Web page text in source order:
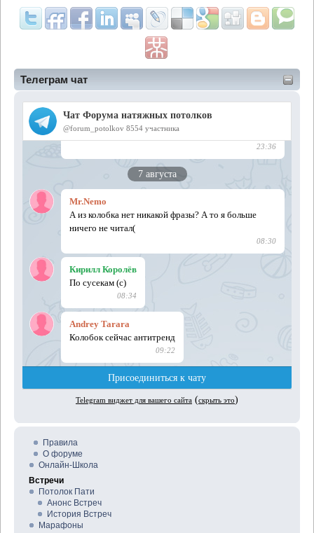
Телеграм чат
Правила
О форуме
Онлайн-Школа
Встречи
Потолок Пати
Анонс Встреч
История Встреч
Марафоны